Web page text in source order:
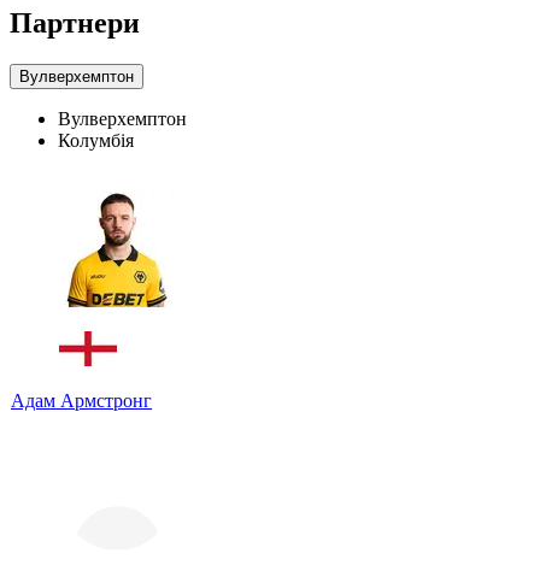
Партнери
Вулверхемптон
Вулверхемптон
Колумбія
Адам Армстронг